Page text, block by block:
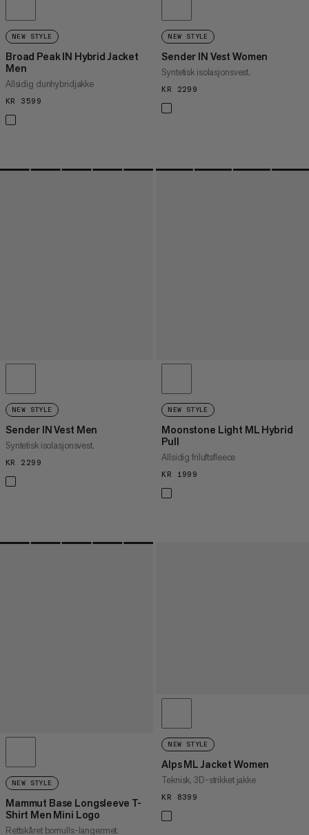
NEW STYLE
Broad Peak IN Hybrid Jacket
Men
Allsidig dunhybridjakke
KR 3599
NEW STYLE
Sender IN Vest Women
Syntetisk isolasjonsvest.
KR 2299
NEW STYLE
Sender IN Vest Men
Syntetisk isolasjonsvest.
KR 2299
NEW STYLE
Moonstone Light ML Hybrid
Pull
Allsidig friluftsfleece
KR 1999
NEW STYLE
Mammut Base Longsleeve T-
Shirt Men Mini Logo
Rettskåret bomulls-langermet.
NEW STYLE
Alps ML Jacket Women
Teknisk, 3D-strikket jakke
KR 8399